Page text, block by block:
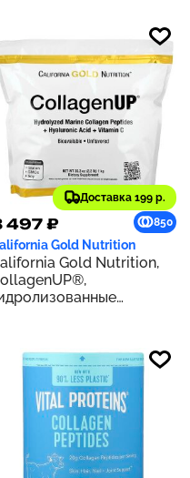
Доставка 199 р.
497 ₽ 850
Gold Nutrition
Gold Nutrition,
кислотой и
C, с
вкусом, 1 кг
фунта)